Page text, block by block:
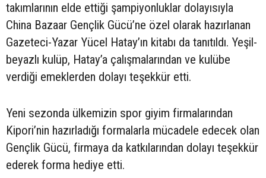
takımlarının elde ettiği şampiyonluklar dolayısıyla
China Bazaar Gençlik Gücü’ne özel olarak hazırlanan
Gazeteci-Yazar Yücel Hatay’ın kitabı da tanıtıldı. Yeşil-
beyazlı kulüp, Hatay’a çalışmalarından ve kulübe
verdiği emeklerden dolayı teşekkür etti.
Yeni sezonda ülkemizin spor giyim firmalarından
Kipori’nin hazırladığı formalarla mücadele edecek olan
Gençlik Gücü, firmaya da katkılarından dolayı teşekkür
ederek forma hediye etti.